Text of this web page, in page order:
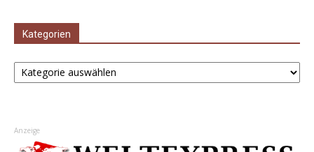
Kategorien
Kategorien
Anzeige